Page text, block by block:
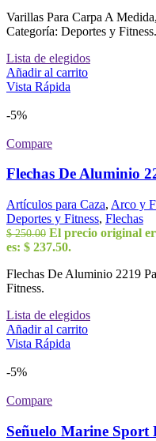
Varillas Para Carpa A
Categoría: Deportes y Fitness.
Lista de elegidos
Añadir al carrito
Vista Rápida
-5%
Compare
Flechas De Aluminio
Artículos para Caza, Arco y
Deportes y Fitness, Flechas
$250.00 El precio original
es: $ 237.50.
Flechas De Aluminio 2219
Fitness.
Lista de elegidos
Añadir al carrito
Vista Rápida
-5%
Compare
Señuelo Marine